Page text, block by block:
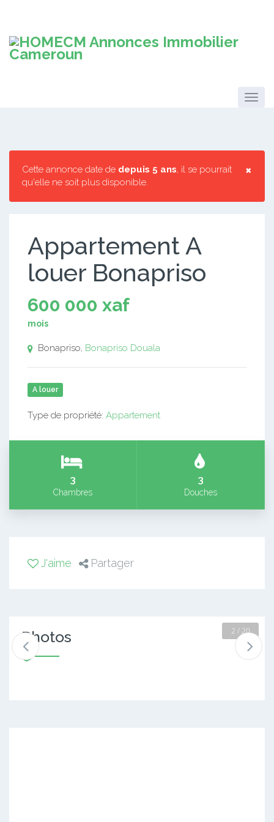
×
Cette annonce date de depuis 5 ans, il se pourrait
qu'elle ne soit plus disponible.
Appartement A
louer Bonapriso
600 000 xaf
mois
Bonapriso, Bonapriso Douala
A louer
Type de propriété: Appartement
3
Chambres
3
Douches
J'aime Partager
Photos 2 / 20